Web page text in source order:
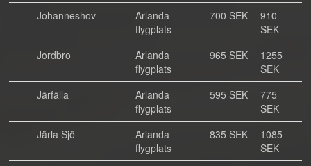
Johanneshov
Arlanda
flygplats
700 SEK
910
SEK
Jordbro
Arlanda
flygplats
965 SEK
1255
SEK
Järfälla
Arlanda
flygplats
595 SEK
775
SEK
Järla Sjö
Arlanda
flygplats
835 SEK
1085
SEK